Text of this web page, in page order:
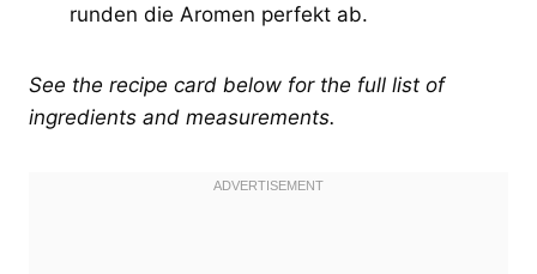
runden die Aromen perfekt ab.
See the recipe card below for the full list of
ingredients and measurements.